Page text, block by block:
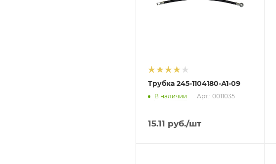
Трубка 245-1104180-А1-09
В наличии Арт.: 0011035
15.11 руб./шт